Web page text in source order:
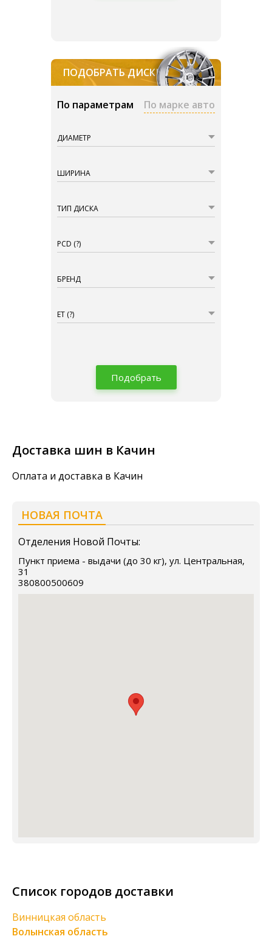
ПОДОБРАТЬ ДИСКИ
По параметрам По марке авто
ДИАМЕТР
ШИРИНА
ТИП ДИСКА
PCD (?)
БРЕНД
ET (?)
Подобрать
Доставка шин в Качин
Оплата и доставка в Качин
НОВАЯ ПОЧТА
Отделения Новой Почты:
Пункт приема - выдачи (до 30 кг), ул. Центральная,
31
380800500609
Список городов доставки
Винницкая область
Волынская область